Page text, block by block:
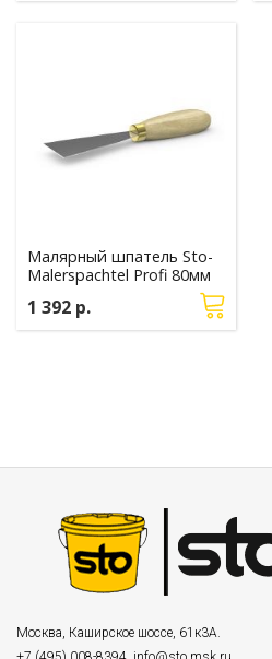
Малярный шпатель Sto-
Malerspachtel Profi 80мм
1 392 р.
Москва, Каширское шоссе, 61к3А.